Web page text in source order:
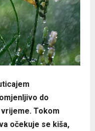
do
Tokom
očekuje se kiša,